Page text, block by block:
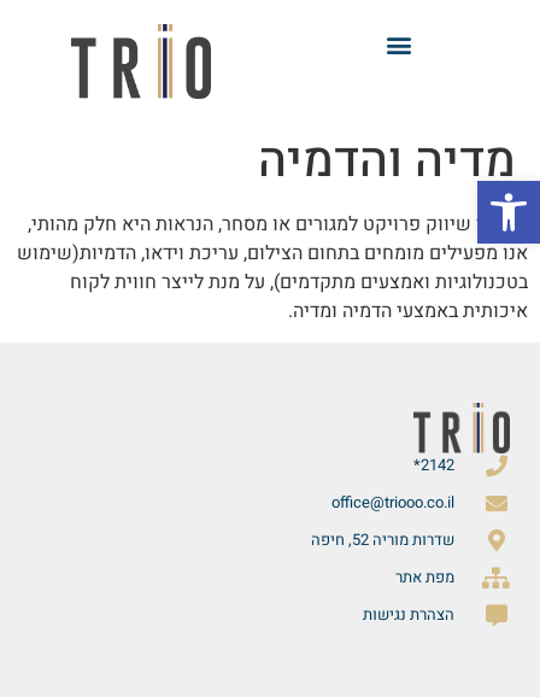
פתח סרגל נגישות
מדיה והדמיה
במהלך שיווק פרויקט למגורים או מסחר, הנראות היא חלק מהותי,
אנו מפעילים מומחים בתחום הצילום, עריכת וידאו, הדמיות(שימוש
בטכנולוגיות ואמצעים מתקדמים), על מנת לייצר חווית לקוח
איכותית באמצעי הדמיה ומדיה.​​
2142*
office@triooo.co.il
שדרות מוריה 52, חיפה
מפת אתר
הצהרת נגישות